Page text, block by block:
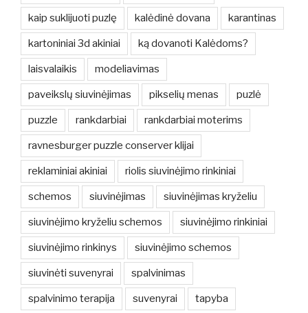
kaip suklijuoti puzlę kalėdinė dovana karantinas
kartoniniai 3d akiniai ką dovanoti Kalėdoms?
laisvalaikis modeliavimas
paveikslų siuvinėjimas pikselių menas puzlė
puzzle rankdarbiai rankdarbiai moterims
ravnesburger puzzle conserver klijai
reklaminiai akiniai riolis siuvinėjimo rinkiniai
schemos siuvinėjimas siuvinėjimas kryželiu
siuvinėjimo kryželiu schemos siuvinėjimo rinkiniai
siuvinėjimo rinkinys siuvinėjimo schemos
siuvinėti suvenyrai spalvinimas
spalvinimo terapija suvenyrai tapyba